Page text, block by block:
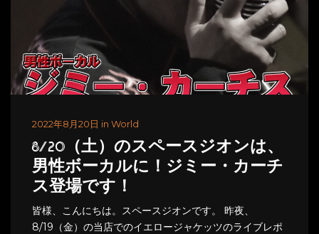
2022年8月20日 in World
8/20（土）のスペースジオンは、
男性ボーカルに！ジミー・カーチ
ス登場です！
皆様、こんにちは。スペースジオンです。 昨夜、
8/19（金）の当店でのイエロージャケッツのライブレポ